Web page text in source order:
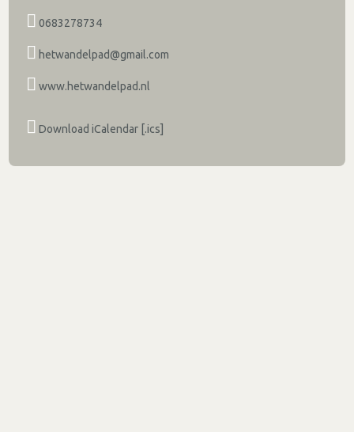
0683278734
hetwandelpad@gmail.com
www.hetwandelpad.nl
Download iCalendar [.ics]